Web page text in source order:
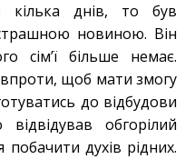
кілька днів, то був
новиною. Він
сім’ї більше немає.
щоб мати змогу
до відбудови
відвідував обгорілий
духів рідних.